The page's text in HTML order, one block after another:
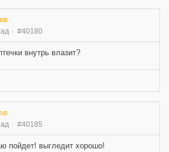
#40180
внутрь влазит?
#40185
пойдет! выгледит хорошо!